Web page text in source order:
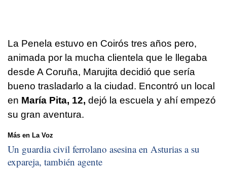
La Penela estuvo en Coirós tres años pero,
animada por la mucha clientela que le llegaba
desde A Coruña, Marujita decidió que sería
bueno trasladarlo a la ciudad. Encontró un local
en María Pita, 12, dejó la escuela y ahí empezó
su gran aventura.
Más en La Voz
Un guardia civil ferrolano asesina en Asturias a su
expareja, también agente